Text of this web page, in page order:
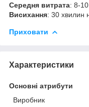
Середня витрата: 8-
Висихання: 30 хвилин
Приховати
Характеристики
Основні атрибути
Виробник